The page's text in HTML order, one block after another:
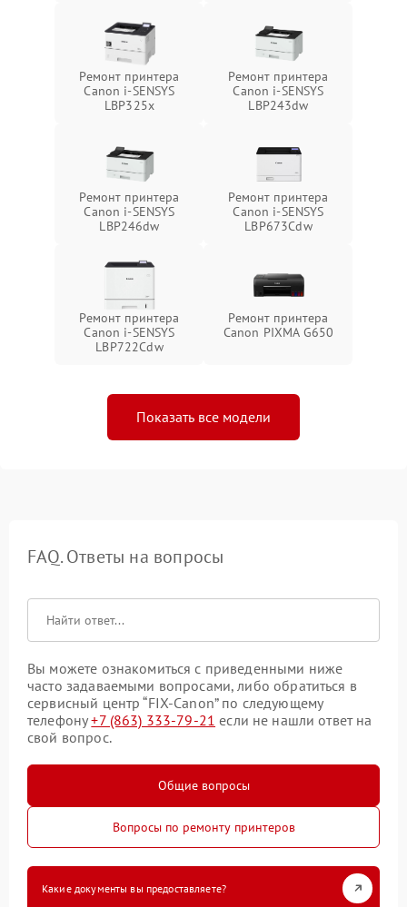
Ремонт принтера
Canon i-SENSYS
LBP325x
Ремонт принтера
Canon i-SENSYS
LBP243dw
Ремонт принтера
Canon i-SENSYS
LBP246dw
Ремонт принтера
Canon i-SENSYS
LBP673Cdw
Ремонт принтера
Canon i-SENSYS
LBP722Cdw
Ремонт принтера
Canon PIXMA G650
Показать все модели
FAQ. Ответы на вопросы
Вы можете ознакомиться с приведенными ниже
часто задаваемыми вопросами, либо обратиться в
сервисный центр “FIX-Canon” по следующему
телефону+7 (863) 333-79-21 если не нашли ответ на
свой вопрос.
Общие вопросы
Вопросы по ремонту принтеров
Какие документы вы предоставляете?